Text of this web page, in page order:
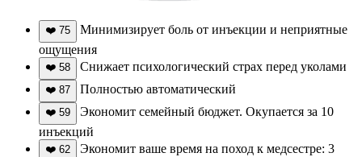
❤️ 75
Минимизирует боль от инъекции и неприятные
ощущения
❤️ 58 Снижает психологический страх перед уколами
❤️ 87 Полностью автоматический
❤️ 59
Экономит семейный бюджет. Окупается за 10
инъекций
❤️ 62
Экономит ваше время на поход к медсестре: 3